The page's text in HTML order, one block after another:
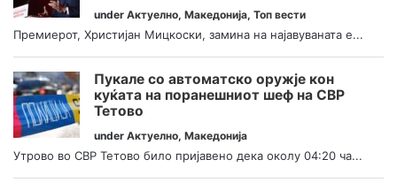
under Актуелно, Македонија, Топ вести
Премиерот, Христијан Мицкоски, замина на најавуваната е...
Пукале со автоматско оружје кон
куќата на поранешниот шеф на СВР
Тетово
under Актуелно, Македонија
Утрово во СВР Тетово било пријавено дека околу 04:20 ча...